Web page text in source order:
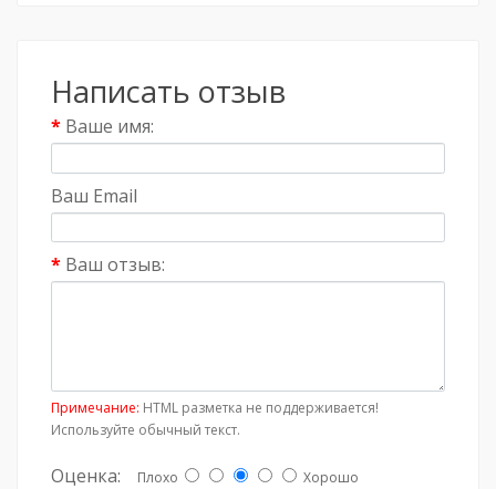
Написать отзыв
Ваше имя:
Ваш Email
Ваш отзыв:
Примечание: HTML разметка не поддерживается!
Используйте обычный текст.
Оценка: Плохо Хорошо